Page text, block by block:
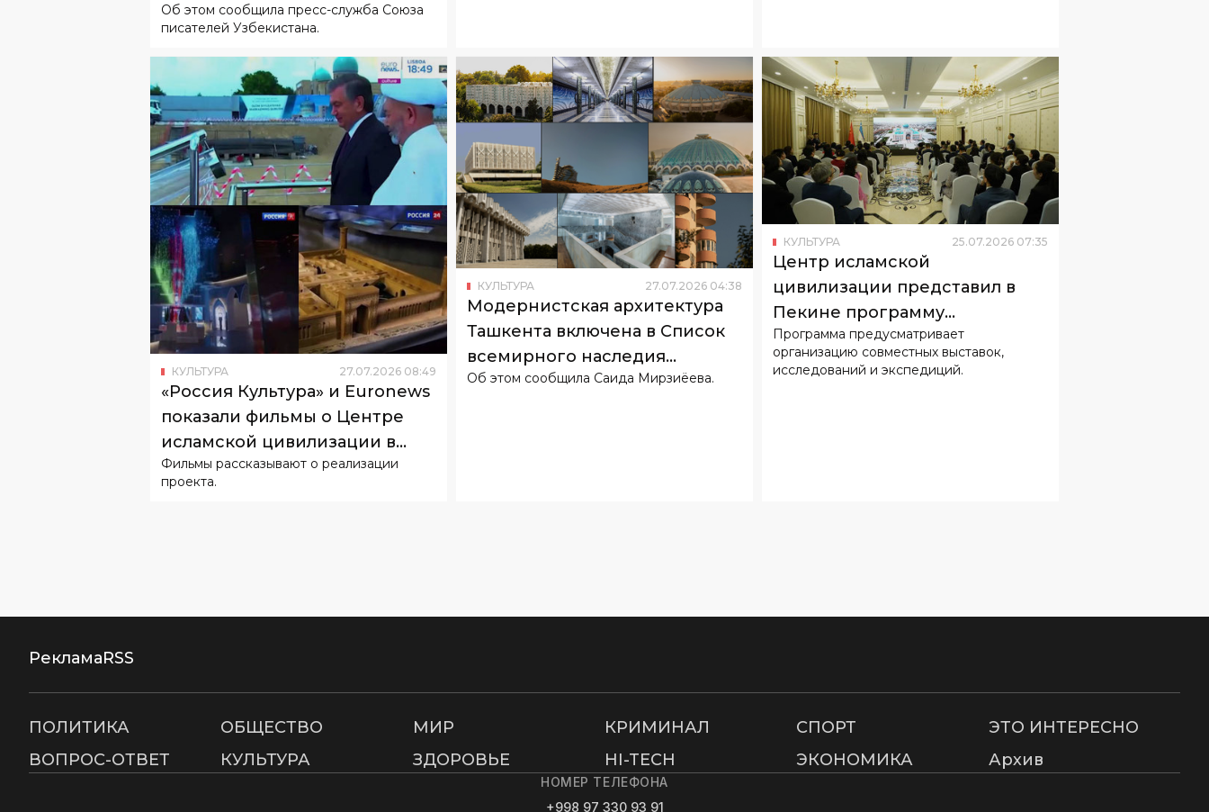
году жизни
Об этом сообщила пресс-служба Союза
писателей Узбекистана.
КУЛЬТУРА 27.07.2026 08:49
«Россия Культура» и Euronews
показали фильмы о Центре
исламской цивилизации в
Узбекистане
Фильмы рассказывают о реализации
проекта.
КУЛЬТУРА 27.07.2026 04:38
Модернистская архитектура
Ташкента включена в Список
всемирного наследия
ЮНЕСКО
Об этом сообщила Саида Мирзиёева.
КУЛЬТУРА 25.07.2026 07:35
Центр исламской
цивилизации представил в
Пекине программу
сотрудничества с музеями
Китая
Программа предусматривает
организацию совместных выставок,
исследований и экспедиций.
РекламаRSS
ПОЛИТИКА ОБЩЕСТВО МИР КРИМИНАЛ СПОРТ
ЭТО ИНТЕРЕСНО
ВОПРОС-ОТВЕТ
КУЛЬТУРА ЗДОРОВЬЕ HI-TECH ЭКОНОМИКА Архив
НОМЕР ТЕЛЕФОНА
+998 97 330 93 91